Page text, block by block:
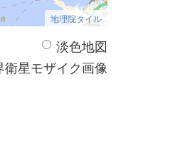
地理院タイル
淡色地図
星モザイク画像